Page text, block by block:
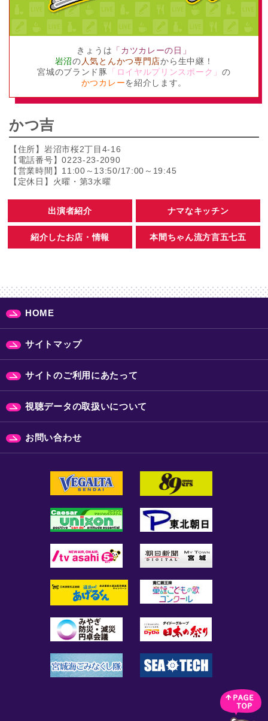
きょうは 「カツカレーの日」
岩沼の 人気とんかつ専門店から生中継！
宮城のブランド豚 「ロイヤルプリンスポーク」 の
かつカレーを紹介します。
かつ吉
【住所】岩沼市桜2丁目4-16
【電話番号】0223-23-2090
【営業時間】11:00～13:50/17:00～19:45
【定休日】火曜・第3水曜
出演者紹介 ナマなキッチン
紹介したお店・情報 本間ちゃん流方言五七五
HOME
サイトマップ
サイトのご利用にあたって
視聴データの取扱いについて
お問い合わせ